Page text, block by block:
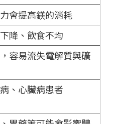
會提高鎂的消耗
降、飲食不均
容易流失電解質與礦
、心臟病患者